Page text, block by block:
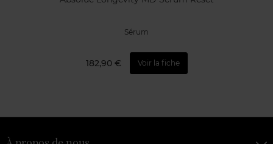
Sérum
182,90 € Voir la fiche